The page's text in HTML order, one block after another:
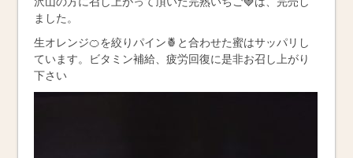
ました。
生オレンジ🍊を絞りパイン🍍と合わせた蜜はサッパリし
ています。ビタミン補給、疲労回復に是非お召し上がり
下さい